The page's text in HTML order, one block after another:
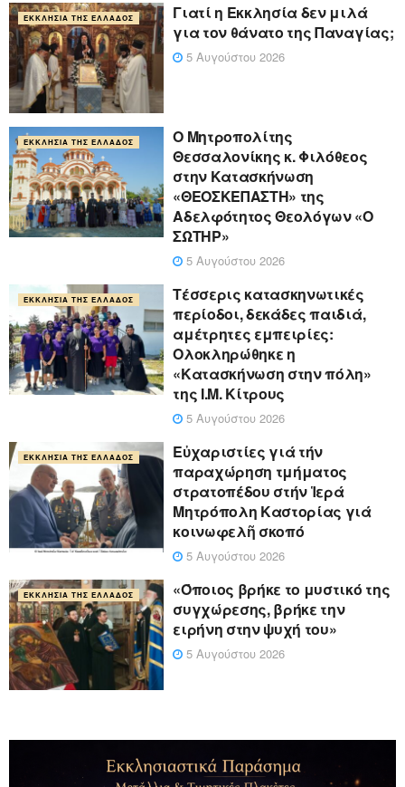
ΕΚΚΛΗΣΊΑ ΤΗΣ ΕΛΛΆΔΟΣ
Γιατί η Εκκλησία δεν μιλά
για τον θάνατο της Παναγίας;
5 Αυγούστου 2026
ΕΚΚΛΗΣΊΑ ΤΗΣ ΕΛΛΆΔΟΣ
Ο Μητροπολίτης
Θεσσαλονίκης κ. Φιλόθεος
στην Κατασκήνωση
«ΘΕΟΣΚΕΠΑΣΤΗ» της
Αδελφότητος Θεολόγων «Ο
ΣΩΤΗΡ»
5 Αυγούστου 2026
ΕΚΚΛΗΣΊΑ ΤΗΣ ΕΛΛΆΔΟΣ
Τέσσερις κατασκηνωτικές
περίοδοι, δεκάδες παιδιά,
αμέτρητες εμπειρίες:
Ολοκληρώθηκε η
«Κατασκήνωση στην πόλη»
της Ι.Μ. Κίτρους
5 Αυγούστου 2026
ΕΚΚΛΗΣΊΑ ΤΗΣ ΕΛΛΆΔΟΣ
Εὐχαριστίες γιά τήν
παραχώρηση τμήματος
στρατοπέδου στήν Ἱερά
Μητρόπολη Καστορίας γιά
κοινωφελῆ σκοπό
5 Αυγούστου 2026
ΕΚΚΛΗΣΊΑ ΤΗΣ ΕΛΛΆΔΟΣ
«Όποιος βρήκε το μυστικό της
συγχώρεσης, βρήκε την
ειρήνη στην ψυχή του»
5 Αυγούστου 2026